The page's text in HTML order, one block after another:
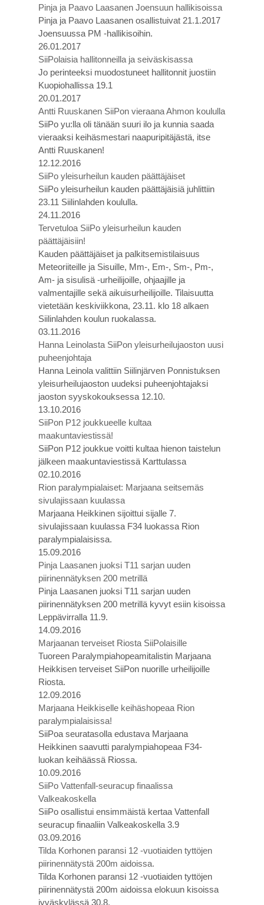
Pinja ja Paavo Laasanen Joensuun hallikisoissa
Pinja ja Paavo Laasanen osallistuivat 21.1.2017
Joensuussa PM -hallikisoihin.
26.01.2017
SiiPolaisia hallitonneilla ja seiväskisassa
Jo perinteeksi muodostuneet hallitonnit juostiin
Kuopiohallissa 19.1
20.01.2017
Antti Ruuskanen SiiPon vieraana Ahmon koululla
SiiPo yu:lla oli tänään suuri ilo ja kunnia saada
vieraaksi keihäsmestari naapuripitäjästä, itse
Antti Ruuskanen!
12.12.2016
SiiPo yleisurheilun kauden päättäjäiset
SiiPo yleisurheilun kauden päättäjäisiä juhlittiin
23.11 Siilinlahden koululla.
24.11.2016
Tervetuloa SiiPo yleisurheilun kauden
päättäjäisiin!
Kauden päättäjäiset ja palkitsemistilaisuus
Meteoriiteille ja Sisuille, Mm-, Em-, Sm-, Pm-,
Am- ja sisulisä -urheilijoille, ohjaajille ja
valmentajille sekä aikuisurheilijoille. Tilaisuutta
vietetään keskiviikkona, 23.11. klo 18 alkaen
Siilinlahden koulun ruokalassa.
03.11.2016
Hanna Leinolasta SiiPon yleisurheilujaoston uusi
puheenjohtaja
Hanna Leinola valittiin Siilinjärven Ponnistuksen
yleisurheilujaoston uudeksi puheenjohtajaksi
jaoston syyskokouksessa 12.10.
13.10.2016
SiiPon P12 joukkueelle kultaa
maakuntaviestissä!
SiiPon P12 joukkue voitti kultaa hienon taistelun
jälkeen maakuntaviestissä Karttulassa
02.10.2016
Rion paralympialaiset: Marjaana seitsemäs
sivulajissaan kuulassa
Marjaana Heikkinen sijoittui sijalle 7.
sivulajissaan kuulassa F34 luokassa Rion
paralympialaisissa.
15.09.2016
Pinja Laasanen juoksi T11 sarjan uuden
piirinennätyksen 200 metrillä
Pinja Laasanen juoksi T11 sarjan uuden
piirinennätyksen 200 metrillä kyvyt esiin kisoissa
Leppävirralla 11.9.
14.09.2016
Marjaanan terveiset Riosta SiiPolaisille
Tuoreen Paralympiahopeamitalistin Marjaana
Heikkisen terveiset SiiPon nuorille urheilijoille
Riosta.
12.09.2016
Marjaana Heikkiselle keihäshopeaa Rion
paralympialaisissa!
SiiPoa seuratasolla edustava Marjaana
Heikkinen saavutti paralympiahopeaa F34-
luokan keihäässä Riossa.
10.09.2016
SiiPo Vattenfall-seuracup finaalissa
Valkeakoskella
SiiPo osallistui ensimmäistä kertaa Vattenfall
seuracup finaaliin Valkeakoskella 3.9
03.09.2016
Tilda Korhonen paransi 12 -vuotiaiden tyttöjen
piirinennätystä 200m aidoissa.
Tilda Korhonen paransi 12 -vuotiaiden tyttöjen
piirinennätystä 200m aidoissa elokuun kisoissa
jyväskylässä 30.8.